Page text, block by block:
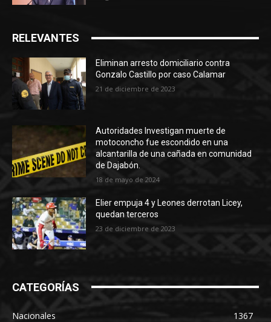
RELEVANTES
Eliminan arresto domiciliario contra
Gonzalo Castillo por caso Calamar
21 de diciembre de 2023
Autoridades Investigan muerte de
motoconcho fue escondido en una
alcantarilla de una cañada en comunidad
de Dajabón.
18 de mayo de 2024
Elier empuja 4 y Leones derrotan Licey,
quedan terceros
23 de diciembre de 2023
CATEGORÍAS
Nacionales
1367